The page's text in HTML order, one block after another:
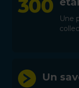
300
Une
Un